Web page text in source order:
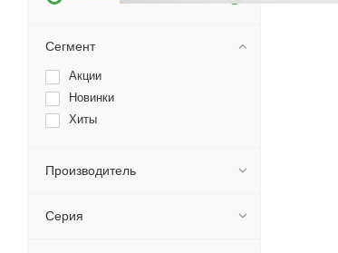
Сегмент
Акции
Новинки
Хиты
Производитель
Серия